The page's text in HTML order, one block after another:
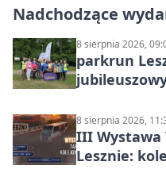
Nadchodzące
8 sierpnia 2026,
parkrun
8 sierpnia 2026,
III Wystawa
Lesznie: